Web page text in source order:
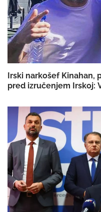
Irski narkošef Kinahan,
pred izručenjem Irskoj: